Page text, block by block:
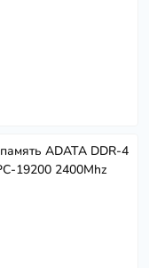
ADATA DDR-4
19200 2400Mhz